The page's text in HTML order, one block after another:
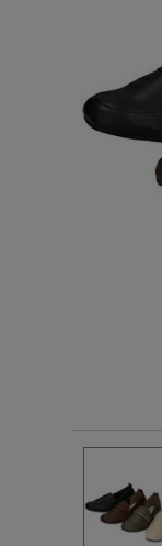
ソールの
・サイズ
SS-
※こちらの